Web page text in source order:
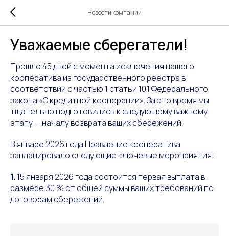
Новости компании
Уважаемые сберегатели!
Прошло 45 дней с момента исключения нашего
кооператива из государственного реестра в
соответствии с частью 1 статьи 10.1 Федерального
закона «О кредитной кооперации». За это время мы
тщательно подготовились к следующему важному
этапу — началу возврата ваших сбережений.
В январе 2026 года Правление кооператива
запланировало следующие ключевые мероприятия:
1. 15 января 2026 года состоится первая выплата в
размере 30 % от общей суммы ваших требований по
договорам сбережений.